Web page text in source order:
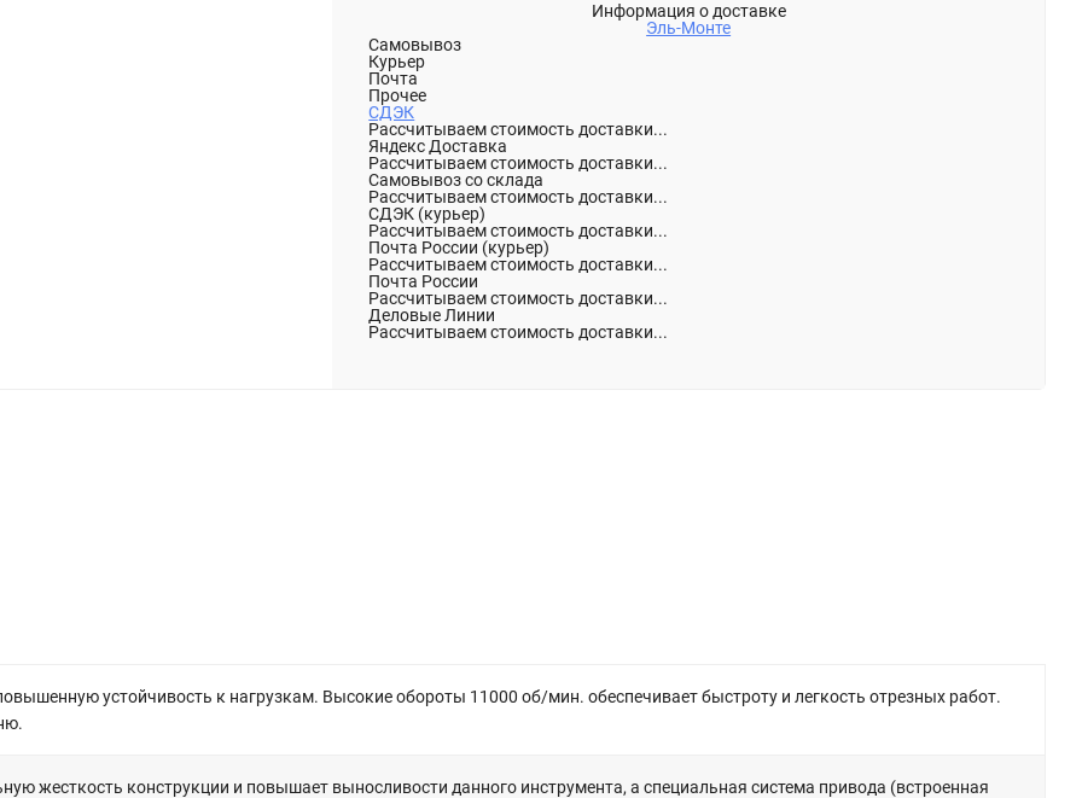
Информация о доставке
Эль-Монте
Самовывоз
Курьер
Почта
Прочее
СДЭК
Рассчитываем стоимость доставки...
Яндекс Доставка
Рассчитываем стоимость доставки...
Самовывоз со склада
Рассчитываем стоимость доставки...
СДЭК (курьер)
Рассчитываем стоимость доставки...
Почта России (курьер)
Рассчитываем стоимость доставки...
Почта России
Рассчитываем стоимость доставки...
Деловые Линии
Рассчитываем стоимость доставки...
устойчивость к нагрузкам. Высокие обороты 11000 об/мин. обеспечивает быстроту и легкость отрезных работ.
жесткость конструкции и повышает выносливости данного инструмента, а специальная система привода (встроенная